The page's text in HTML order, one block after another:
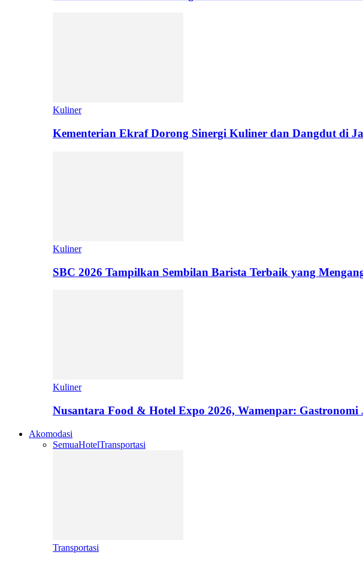
Kuliner
Kementerian Ekraf Dorong Sinergi Kuliner dan Dangdut di
Kuliner
SBC 2026 Tampilkan Sembilan Barista Terbaik yang
Kuliner
Nusantara Food & Hotel Expo 2026, Wamenpar:
Akomodasi
SemuaHotelTransportasi
Transportasi